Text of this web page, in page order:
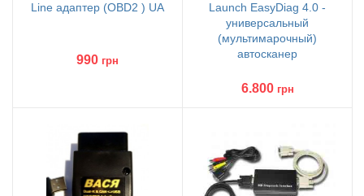
Line адаптер (OBD2 ) UA
990 грн
Launch EasyDiag 4.0 -
универсальный
(мультимарочный)
автосканер
6.800 грн